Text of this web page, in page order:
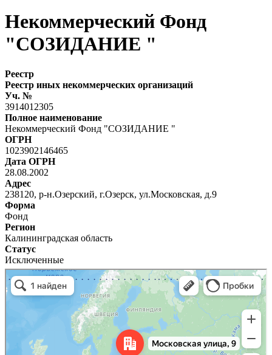
Некоммерческий Фонд
"СОЗИДАНИЕ "
Реестр
Реестр иных некоммерческих организаций
Уч. №
3914012305
Полное наименование
Некоммерческий Фонд "СОЗИДАНИЕ "
ОГРН
1023902146465
Дата ОГРН
28.08.2002
Адрес
238120, р-н.Озерский, г.Озерск, ул.Московская, д.9
Форма
Фонд
Регион
Калининградская область
Статус
Исключенные